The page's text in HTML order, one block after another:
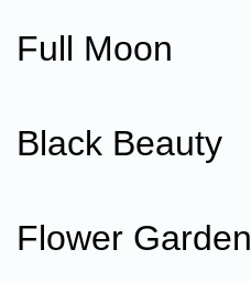
Full Moon
Black Beauty
Flower Garden